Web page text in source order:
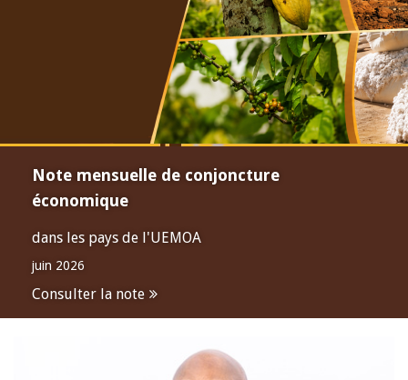
Note mensuelle de conjoncture
économique
dans les pays de l'UEMOA
juin 2026
Consulter la note